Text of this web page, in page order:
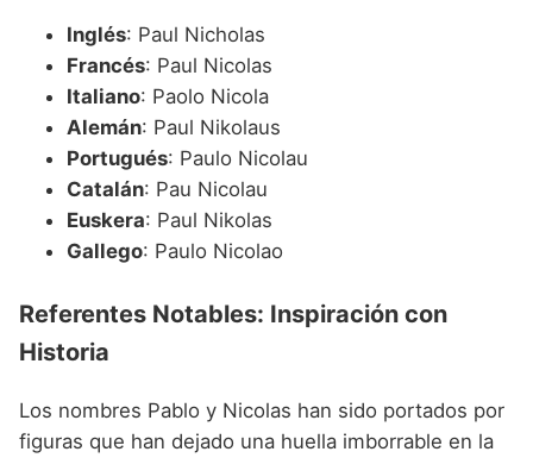
Inglés: Paul Nicholas
Francés: Paul Nicolas
Italiano: Paolo Nicola
Alemán: Paul Nikolaus
Portugués: Paulo Nicolau
Catalán: Pau Nicolau
Euskera: Paul Nikolas
Gallego: Paulo Nicolao
Referentes Notables: Inspiración con
Historia
Los nombres Pablo y Nicolas han sido portados por
figuras que han dejado una huella imborrable en la